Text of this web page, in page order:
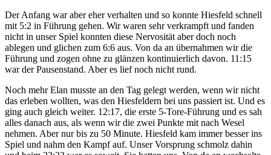
Der Anfang war aber eher verhalten und so konnte Hiesfeld schnell
mit 5:2 in Führung gehen. Wir waren sehr verkrampft und fanden
nicht in unser Spiel konnten diese Nervosität aber doch noch
ablegen und glichen zum 6:6 aus. Von da an übernahmen wir die
Führung und zogen ohne zu glänzen kontinuierlich davon. 11:15
war der Pausenstand. Aber es lief noch nicht rund.
Noch mehr Elan musste an den Tag gelegt werden, wenn wir nicht
das erleben wollten, was den Hiesfeldern bei uns passiert ist. Und es
ging auch gleich weiter. 12:17, die erste 5-Tore-Führung und es sah
alles danach aus, als wenn wir die zwei Punkte mit nach Wesel
nehmen. Aber nur bis zu 50 Minute. Hiesfeld kam immer besser ins
Spiel und nahm den Kampf auf. Unser Vorsprung schmolz dahin